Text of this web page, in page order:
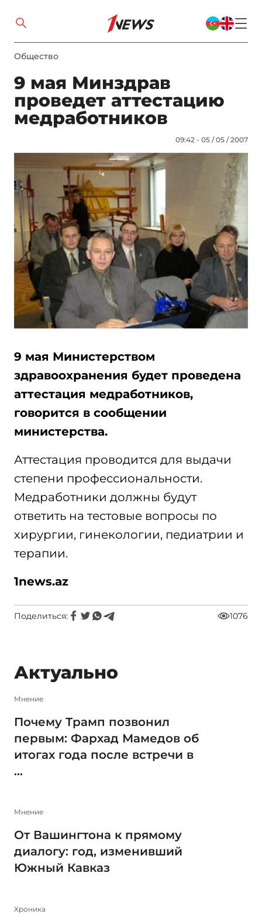
Общество
9 мая Минздрав
проведет аттестацию
медработников
09:42 - 05 / 05 / 2007
9 мая Министерством
здравоохранения будет проведена
аттестация медработников,
говорится в сообщении
министерства.
Аттестация проводится для выдачи
степени профессиональности.
Медработники должны будут
ответить на тестовые вопросы по
хирургии, гинекологии, педиатрии и
терапии.
1news.az
Поделиться: 1076
Актуально
Мнение
Почему Трамп позвонил
первым: Фархад Мамедов об
итогах года после встречи в
...
Мнение
От Вашингтона к прямому
диалогу: год, изменивший
Южный Кавказ
Xроника